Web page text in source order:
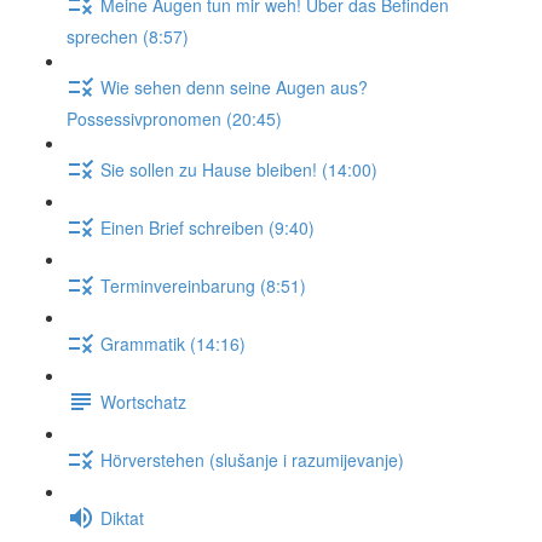
sprechen (8:57)
Wie sehen denn seine Augen aus?
Possessivpronomen (20:45)
Sie sollen zu Hause bleiben! (14:00)
Einen Brief schreiben (9:40)
Terminvereinbarung (8:51)
Grammatik (14:16)
Wortschatz
Hörverstehen (slušanje i razumijevanje)
Diktat